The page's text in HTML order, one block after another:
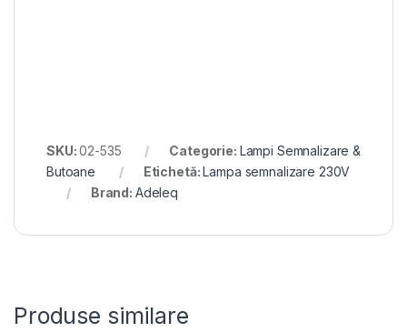
SKU:02-535 Categorie: Lampi Semnalizare &
Butoane
Etichetă:Lampa semnalizare 230V
Brand: Adeleq
Produse similare